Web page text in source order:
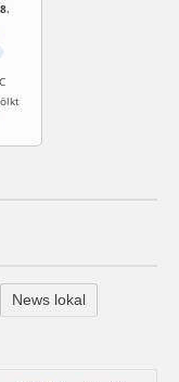
News lokal